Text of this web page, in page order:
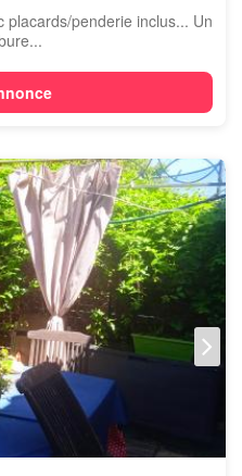
penderie inclus... Un